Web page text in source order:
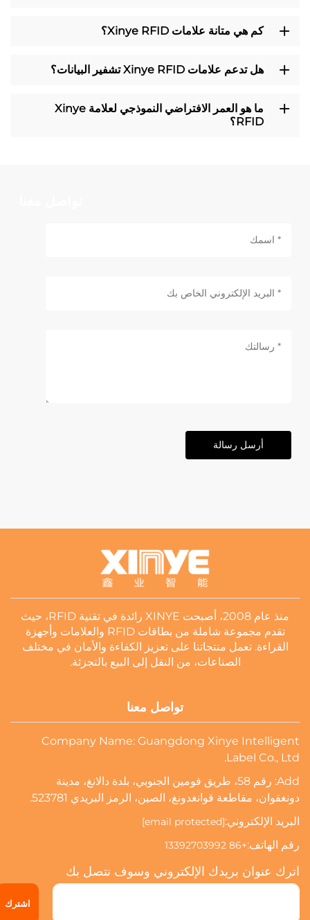
كم هي متانة علامات Xinye RFID؟
هل تدعم علامات Xinye RFID تشفير البيانات؟
ما هو العمر الافتراضي النموذجي لعلامة Xinye
RFID؟
أرسل رسالة
منذ عام 2008، أصبحت XINYE رائدة في تقنية RFID، حيث
تقدم مجموعة شاملة من بطاقات RFID والعلامات وأجهزة
القراءة. تعمل منتجاتنا على تعزيز الكفاءة والأمان في مختلف
الصناعات، من النقل إلى البيع بالتجزئة.
تواصل معنا
Company Name: Guangdong Xinye Intelligent
Label Co., Ltd.
Add: رقم 58، طريق فومين الجنوبي، بلدة دالانغ، مدينة
دونغقوان، مقاطعة قوانغدونغ، الصين، الرمز البريدي 523781.
البريد الإلكتروني:[email protected]
رقم الهاتف:+86 13392703992
اترك عنوان بريدك الإلكتروني وسوف نتصل بك
اشترك